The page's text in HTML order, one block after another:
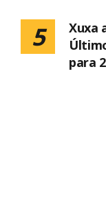
5
Xuxa
para